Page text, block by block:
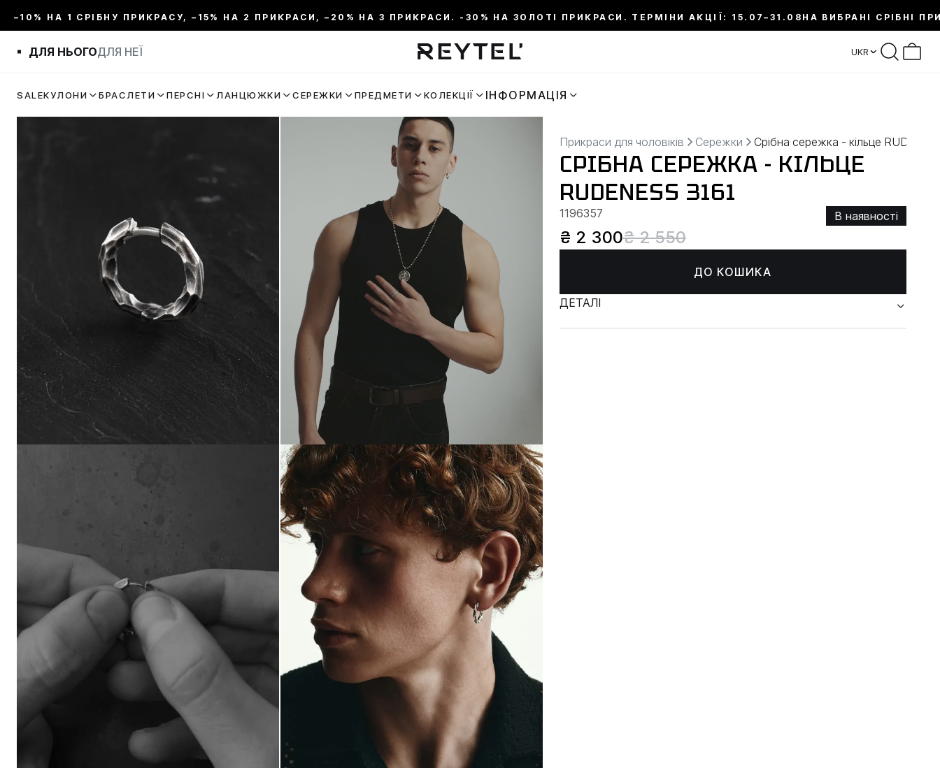
–10% НА 1 СРІБНУ ПРИКРАСУ, –15% НА 2 ПРИКРАСИ, –20% НА 3 ПРИКРАСИ. -30% НА ЗОЛОТІ ПРИКРАСИ. ТЕРМІНИ АКЦІЇ: 15.07–31.08 НА ВИБРАНІ СРІБНІ
ДЛЯ НЬОГОДЛЯ НЕЇ UKR
SALEКУЛОНИ БРАСЛЕТИ ПЕРСНІ ЛАНЦЮЖКИ СЕРЕЖКИ ПРЕДМЕТИ КОЛЕКЦІЇ ІНФОРМАЦІЯ
Прикраси для чоловіків Сережки Срібна сережка - кільце
СРІБНА СЕРЕЖКА - КІЛЬЦЕ
RUDENESS 3161
1196357 В наявності
₴ 2 300₴ 2 550
ДО КОШИКА
ДЕТАЛІ